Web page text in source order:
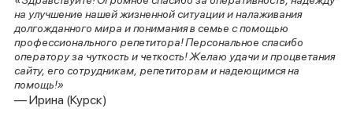
на улучшение нашей жизненной ситуации и налаживания
долгожданного мира и понимания в семье с помощью
профессионального репетитора! Персональное спасибо
оператору за чуткость и четкость! Желаю удачи и процветания
сайту, его сотрудникам, репетиторам и надеющимся на
помощь!»
— Ирина (Курск)